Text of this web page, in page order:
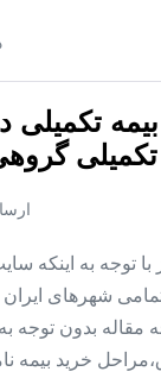
تکمیلی
توجه به اینکه
تمامی شهرهای
بدون توجه
خرید بیمه